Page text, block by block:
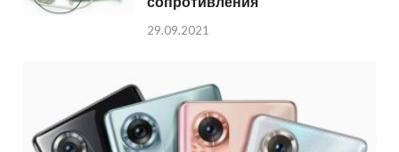
29.09.2021